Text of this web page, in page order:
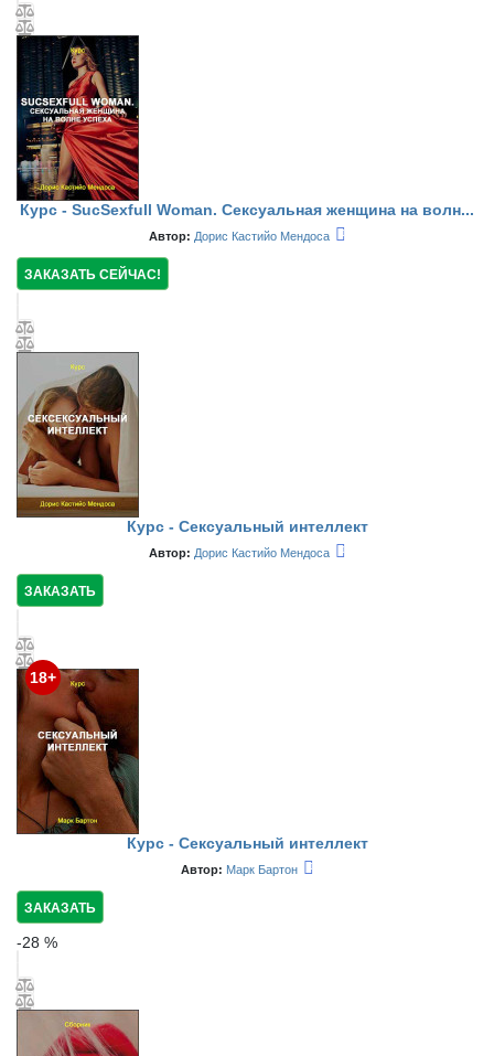
Курс - SucSexfull Woman. Сексуальная женщина на волн...
Автор: Дорис Кастийо Мендоса
ЗАКАЗАТЬ СЕЙЧАС!
Курс - Сексуальный интеллект
Автор: Дорис Кастийо Мендоса
ЗАКАЗАТЬ
18+
Курс - Сексуальный интеллект
Автор: Марк Бартон
ЗАКАЗАТЬ
-28 %